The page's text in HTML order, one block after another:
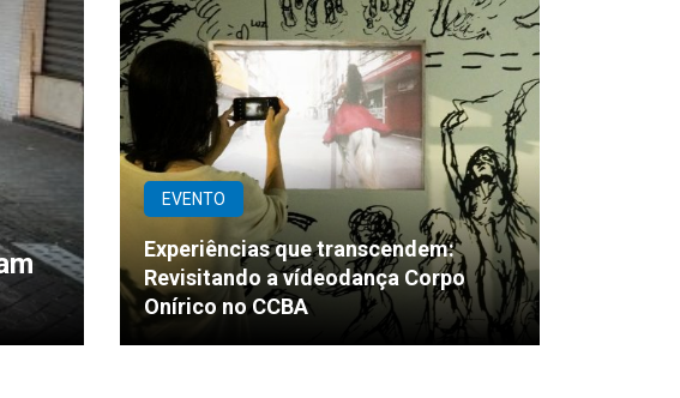
EVENTO
Experiências que transcendem:
Revisitando a vídeodança Corpo
Onírico no CCBA